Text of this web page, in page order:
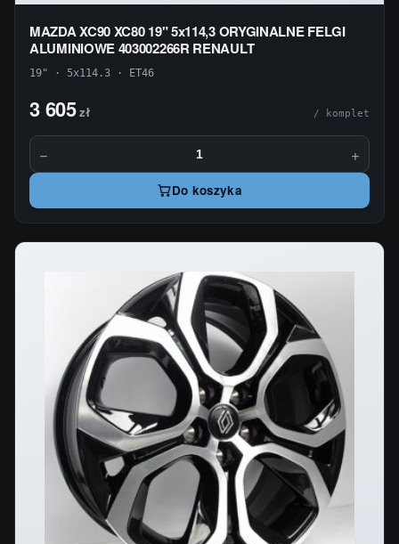
MAZDA XC90 XC80 19" 5x114,3 ORYGINALNE FELGI
ALUMINIOWE 403002266R RENAULT
19" · 5x114.3 · ET46
3 605zł / komplet
− +
Do koszyka